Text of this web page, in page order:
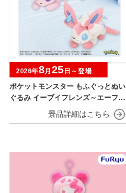
ポケットモンスター もふぐっとぬい
ぐるみ イーブイフレンズ～エーフ
ィ・ニンフィア～おひるねver.
2026年8月 25 日～登場